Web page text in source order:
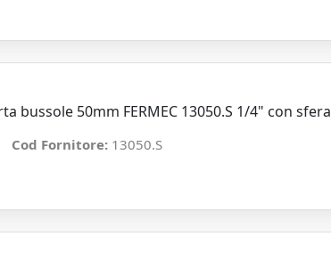
bussole 50mm FERMEC 13050.S 1/4" con sfera
Cod Fornitore: 13050.S